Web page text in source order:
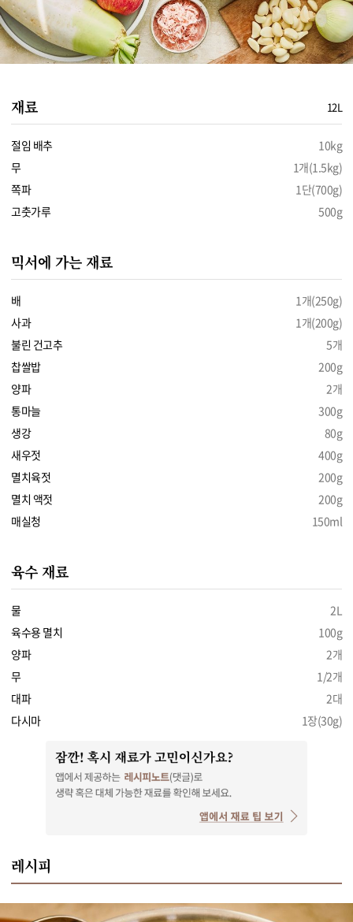
재료 12L
절임 배추
10kg
무
1개(1.5kg)
쪽파
1단(700g)
고춧가루
500g
믹서에 가는 재료
배
1개(250g)
사과
1개(200g)
불린 건고추
5개
찹쌀밥
200g
양파
2개
통마늘
300g
생강
80g
새우젓
400g
멸치육젓
200g
멸치 액젓
200g
매실청
150ml
육수 재료
물
2L
육수용 멸치
100g
양파
2개
무
1/2개
대파
2대
다시마
1장(30g)
레시피